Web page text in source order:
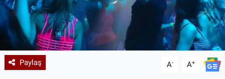
Paylaş A- A+